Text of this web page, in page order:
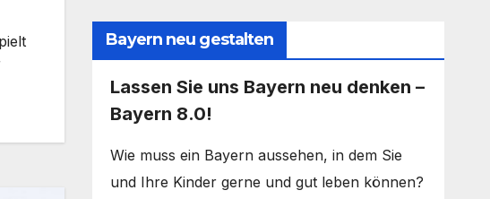
Bayern neu gestalten
Lassen Sie uns Bayern neu denken –
Bayern 8.0!
Wie muss ein Bayern aussehen, in dem Sie
und Ihre Kinder gerne und gut leben können?